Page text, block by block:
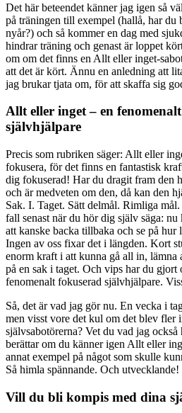
Det här beteendet känner jag igen så
på träningen till exempel (hallå, har du
nyår?) och så kommer en dag med
hindrar träning och genast är loppet
om om det finns en Allt eller inget-
att det är kört. Ännu en anledning att
jag brukar tjata om, för att skaffa sig
Allt eller inget – en
självhjälpare
Precis som rubriken säger: Allt eller
fokusera, för det finns en fantastisk
dig fokuserad! Har du dragit fram den
och är medveten om den, då kan den
Sak. I. Taget. Sätt delmål. Rimliga
fall senast när du hör dig själv säga:
att kanske backa tillbaka och se på
Ingen av oss fixar det i längden. Kort
enorm kraft i att kunna gå all in, lämna
på en sak i taget. Och vips har du gjort
fenomenalt fokuserad självhjälpare.
Så, det är vad jag gör nu. En vecka i
men visst vore det kul om det blev fler
självsabotörerna? Vet du vad jag
berättar om du känner igen Allt eller
annat exempel på något som skulle
Så himla spännande. Och utvecklande!
Vill du bli kompis med dina